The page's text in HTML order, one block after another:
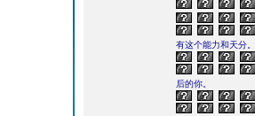
有这个能力和天分。
后的你。